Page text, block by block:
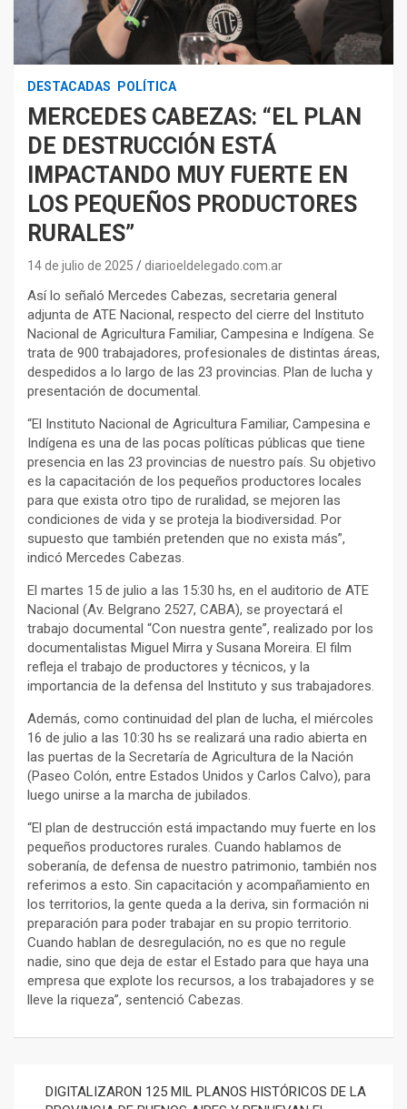
DESTACADAS POLÍTICA
MERCEDES CABEZAS: “EL PLAN
DE DESTRUCCIÓN ESTÁ
IMPACTANDO MUY FUERTE EN
LOS PEQUEÑOS PRODUCTORES
RURALES”
14 de julio de 2025 diarioeldelegado.com.ar
Así lo señaló Mercedes Cabezas, secretaria general
adjunta de ATE Nacional, respecto del cierre del Instituto
Nacional de Agricultura Familiar, Campesina e Indígena. Se
trata de 900 trabajadores, profesionales de distintas áreas,
despedidos a lo largo de las 23 provincias. Plan de lucha y
presentación de documental.
“El Instituto Nacional de Agricultura Familiar, Campesina e
Indígena es una de las pocas políticas públicas que tiene
presencia en las 23 provincias de nuestro país. Su objetivo
es la capacitación de los pequeños productores locales
para que exista otro tipo de ruralidad, se mejoren las
condiciones de vida y se proteja la biodiversidad. Por
supuesto que también pretenden que no exista más”,
indicó Mercedes Cabezas.
El martes 15 de julio a las 15:30 hs, en el auditorio de ATE
Nacional (Av. Belgrano 2527, CABA), se proyectará el
trabajo documental “Con nuestra gente”, realizado por los
documentalistas Miguel Mirra y Susana Moreira. El film
refleja el trabajo de productores y técnicos, y la
importancia de la defensa del Instituto y sus trabajadores.
Además, como continuidad del plan de lucha, el miércoles
16 de julio a las 10:30 hs se realizará una radio abierta en
las puertas de la Secretaría de Agricultura de la Nación
(Paseo Colón, entre Estados Unidos y Carlos Calvo), para
luego unirse a la marcha de jubilados.
“El plan de destrucción está impactando muy fuerte en los
pequeños productores rurales. Cuando hablamos de
soberanía, de defensa de nuestro patrimonio, también nos
referimos a esto. Sin capacitación y acompañamiento en
los territorios, la gente queda a la deriva, sin formación ni
preparación para poder trabajar en su propio territorio.
Cuando hablan de desregulación, no es que no regule
nadie, sino que deja de estar el Estado para que haya una
empresa que explote los recursos, a los trabajadores y se
lleve la riqueza”, sentenció Cabezas.
DIGITALIZARON 125 MIL PLANOS HISTÓRICOS DE LA